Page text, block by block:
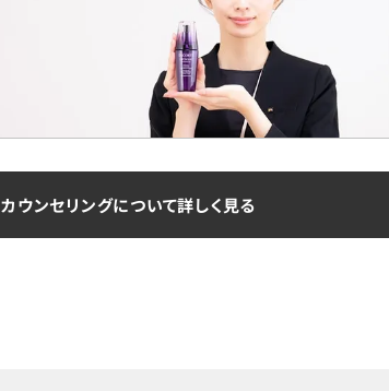
カウンセリングについて詳しく見る